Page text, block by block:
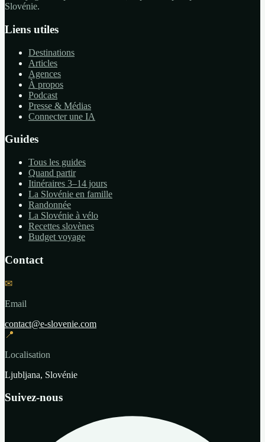
Slovénie.
Liens utiles
Destinations
Articles
Agences
À propos
Podcast
Presse & Médias
Connecter une IA
Guides
Tous les guides
Quand partir
Itinéraires 3–14 jours
La Slovénie en famille
Randonnée
La Slovénie à vélo
Recettes slovènes
Budget voyage
Contact
✉
Email
contact@e-slovenie.com
📍
Localisation
Ljubljana, Slovénie
Suivez-nous